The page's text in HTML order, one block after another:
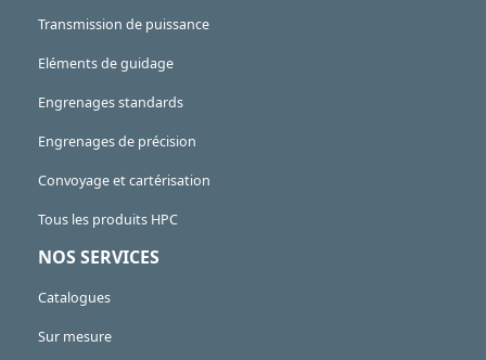
Transmission de puissance
Eléments de guidage
Engrenages standards
Engrenages de précision
Convoyage et cartérisation
Tous les produits HPC
NOS SERVICES
Catalogues
Sur mesure